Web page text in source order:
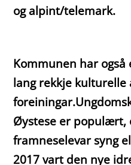
og alpint/telemark.
Kommunen har
lang rekkje kulturelle
Øystese er populært,
framneselevar syng
2017 vart den nye